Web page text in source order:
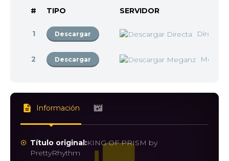
# TIPO SERVIDOR
1 Descargar Directa
2 Descargar Meganz
Información
Título original:KING OF PRISM by
PrettyRhythm